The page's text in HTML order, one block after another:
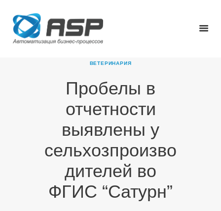
ВЕТЕРИНАРИЯ
Пробелы в
отчетности
выявлены у
сельхозпроизво
дителей во
ФГИС “Сатурн”
ГЛАВНАЯ
О КОМПАНИИ
НОВОСТИ
КАРЬЕРА
ПАРТНЕРЫ
КОНТАКТЫ